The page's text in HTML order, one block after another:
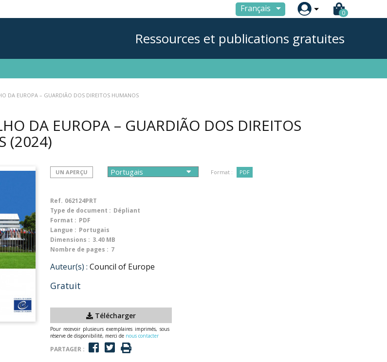
Français  0
Ressources et publications gratuites
DA EUROPA – GUARDIÃO DOS DIREITOS HUMANOS
DA EUROPA – GUARDIÃO DOS DIREITOS
(2024)
UN APERÇU Format : PDF
Ref. 062124PRT
Type de document : Dépliant
Format : PDF
Langue : Portugais
Dimensions : 3.40 MB
Nombre de pages : 7
Auteur(s) : Council of Europe
Gratuit
Télécharger
Pour recevoir plusieurs exemplaires imprimés, sous
réserve de disponibilité, merci de nous contacter
PARTAGER :